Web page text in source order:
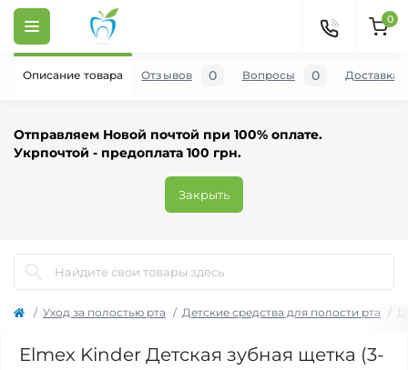
Отправляем Новой почтой при 100% оплате.
Укрпочтой - предоплата 100 грн.
Закрыть
0
Уход за полостью рта Детские средства для полости рта
Elmex Kinder Детская зубная щетка (3-
Описание товара Отзывов 0 Вопросы 0 Доставка